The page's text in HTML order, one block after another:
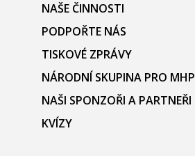
NAŠE ČINNOSTI
PODPOŘTE NÁS
TISKOVÉ ZPRÁVY
NÁRODNÍ SKUPINA PRO MHP
NAŠI SPONZOŘI A PARTNEŘI
KVÍZY